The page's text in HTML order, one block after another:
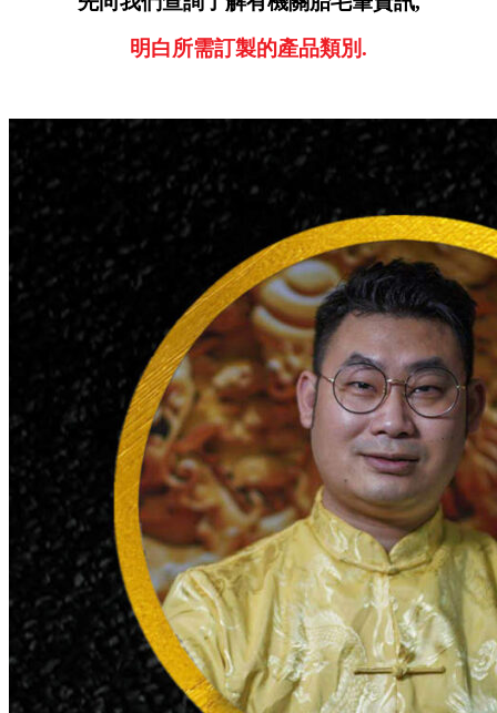
明白所需訂製的產品類別.